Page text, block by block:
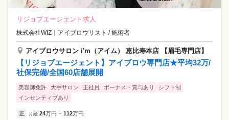
リジョブエージェント求人
株式会社WIZ アイブロウリスト / 施術者
アイブロウサロン i'm（アイム） 恵比寿本店 【眉毛専門店】
【リジョブエージェント】アイブロウ専門店★平均32万/
社保完備/全国60店舗展開
美容師免許 大手サロン 正社員 ボーナス・賞与あり
シフト制
インセンティブあり
正 月給 24万円 ~ 112万円